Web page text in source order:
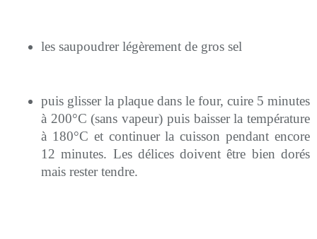
les saupoudrer légèrement de gros sel
puis glisser la plaque dans le four, cuire 5 minutes
à 200°C (sans vapeur) puis baisser la température
à 180°C et continuer la cuisson pendant encore
12 minutes. Les délices doivent être bien dorés
mais rester tendre.